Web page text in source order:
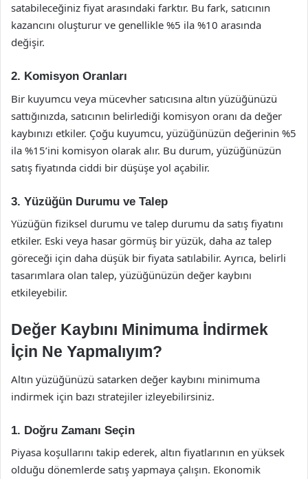
satabileceğiniz fiyat arasındaki farktır. Bu fark, satıcının
kazancını oluşturur ve genellikle %5 ila %10 arasında
değişir.
2. Komisyon Oranları
Bir kuyumcu veya mücevher satıcısına altın yüzüğünüzü
sattığınızda, satıcının belirlediği komisyon oranı da değer
kaybınızı etkiler. Çoğu kuyumcu, yüzüğünüzün değerinin %5
ila %15’ini komisyon olarak alır. Bu durum, yüzüğünüzün
satış fiyatında ciddi bir düşüşe yol açabilir.
3. Yüzüğün Durumu ve Talep
Yüzüğün fiziksel durumu ve talep durumu da satış fiyatını
etkiler. Eski veya hasar görmüş bir yüzük, daha az talep
göreceği için daha düşük bir fiyata satılabilir. Ayrıca, belirli
tasarımlara olan talep, yüzüğünüzün değer kaybını
etkileyebilir.
Değer Kaybını Minimuma İndirmek
İçin Ne Yapmalıyım?
Altın yüzüğünüzü satarken değer kaybını minimuma
indirmek için bazı stratejiler izleyebilirsiniz.
1. Doğru Zamanı Seçin
Piyasa koşullarını takip ederek, altın fiyatlarının en yüksek
olduğu dönemlerde satış yapmaya çalışın. Ekonomik